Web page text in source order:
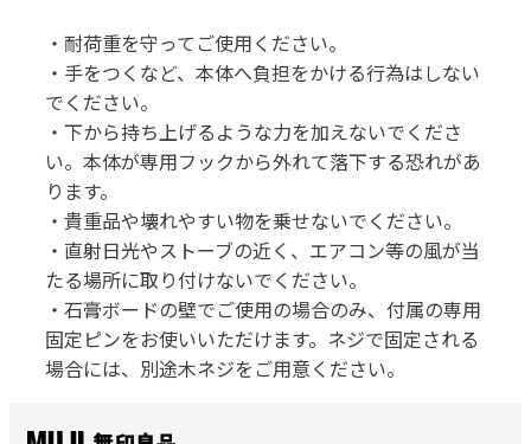
・耐荷重を守ってご使用ください。
・手をつくなど、本体へ負担をかける行為はしない
でください。
・下から持ち上げるような力を加えないでくださ
い。本体が専用フックから外れて落下する恐れがあ
ります。
・貴重品や壊れやすい物を乗せないでください。
・直射日光やストーブの近く、エアコン等の風が当
たる場所に取り付けないでください。
・石膏ボードの壁でご使用の場合のみ、付属の専用
固定ピンをお使いいただけます。ネジで固定される
場合には、別途木ネジをご用意ください。